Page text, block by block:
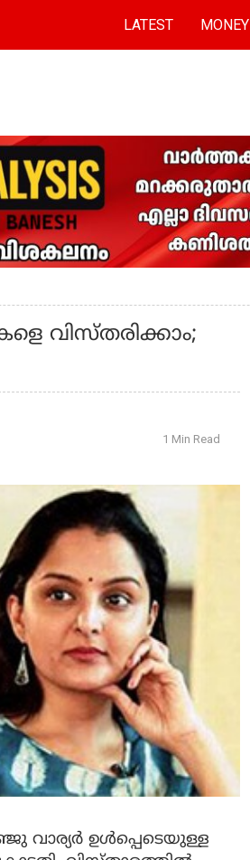
LATEST MONEY
വിസ്തരിക്കാം;
1 Min Read
വാര്യര്‍ ഉള്‍പ്പെടെയുള്ള